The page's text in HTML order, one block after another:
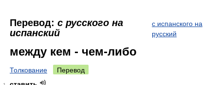
Перевод: с русского на
испанский
с испанского на
русский
между кем - чем-либо
Толкование Перевод